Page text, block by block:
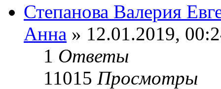
Степанова Валерия
Анна » 12.01.2019,
1 Ответы
11015 Просмотры